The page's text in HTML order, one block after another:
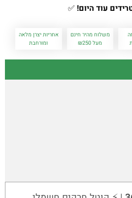
עוד היום! ✅
משלוח מהיר חינם
מעל ₪250
אחריות יצרן מלאה
ומורחבת